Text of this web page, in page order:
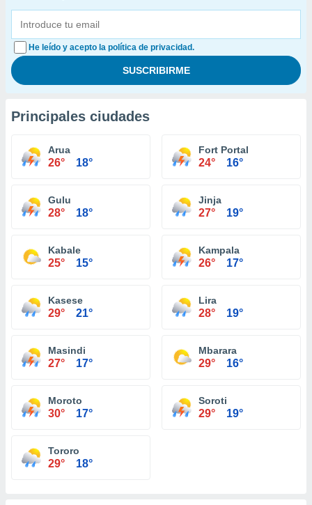
He leído y acepto la política de privacidad.
Principales ciudades
Arua
26° 18°
Fort Portal
24° 16°
Gulu
28° 18°
Jinja
27° 19°
Kabale
25° 15°
Kampala
26° 17°
Kasese
29° 21°
Lira
28° 19°
Masindi
27° 17°
Mbarara
29° 16°
Moroto
30° 17°
Soroti
29° 19°
Tororo
29° 18°